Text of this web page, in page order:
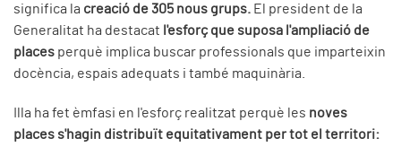
significa la creació de 305 nous grups. El president de la
Generalitat ha destacat l'esforç que suposa l'ampliació de
places perquè implica buscar professionals que imparteixin
docència, espais adequats i també maquinària.
Illa ha fet èmfasi en l'esforç realitzat perquè les noves
places s'hagin distribuït equitativament per tot el territori: